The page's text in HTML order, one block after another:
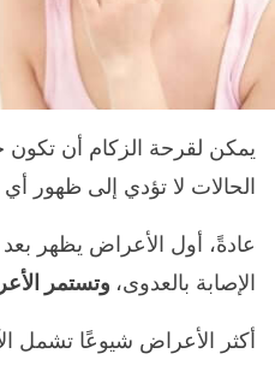
يمكن لقرحة الزكام أن
الحالات لا تؤدي إلى ظهور
عادةً، أول الأعراض يظهر
الإصابة بالعدوى، وتستمر الأعراض
أكثر الأعراض شيوعًا تشمل